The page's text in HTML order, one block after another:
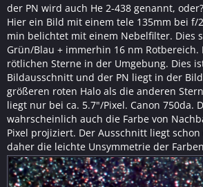
der PN wird auch He 2-438 genannt, oder?
Hier ein Bild mit einem tele 135mm bei f/
min belichtet mit einem Nebelfilter. Dies
Grün/Blau + immerhin 16 nm Rotbereich.
rötlichen Sterne in der Umgebung. Dies
Bildausschnitt und der PN liegt in der
größeren roten Halo als die anderen
liegt nur bei ca. 5.7"/Pixel. Canon 750da.
wahrscheinlich auch die Farbe von
Pixel projiziert. Der Ausschnitt liegt
daher die leichte Unsymmetrie der